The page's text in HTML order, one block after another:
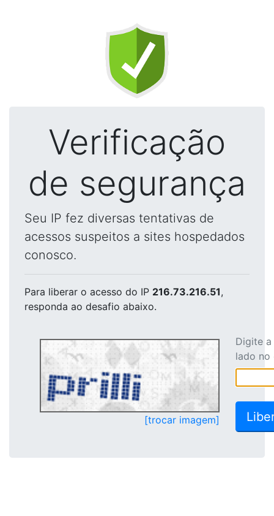
Verificação
de segurança
Seu IP fez diversas tentativas de
acessos suspeitos a sites hospedados
conosco.
Para liberar o acesso do IP 216.73.216.51,
responda ao desafio abaixo.
[trocar imagem]
Digite
lado no